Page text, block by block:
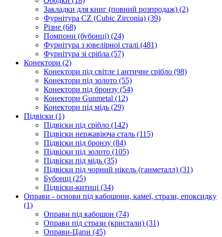
Закладки для книг (повний розпродаж) (2)
Фурнітура CZ (Cubic Zirconia) (39)
Різне (68)
Помпони (бубонці) (24)
Фурнітура з ювелірної сталі (481)
Фурнітура зі срібла (57)
Конектори (2)
Конектори під світле і античне срібло (98)
Конектори під золото (55)
Конектори під бронзу (54)
Конектори Gunmetal (12)
Конектори під мідь (29)
Підвіски (1)
Підвіски під срібло (142)
Підвіски нержавіюча сталь (115)
Підвіски під бронзу (84)
Підвіски під золото (105)
Підвіски під мідь (35)
Підвіски під чорний нікель (ганметалл) (31)
Бубонці (25)
Підвіски-китиці (34)
Оправи - основи під кабошони, камеї, стрази, епоксидку
(1)
Оправи під кабошон (74)
Оправи під стрази (кристали) (31)
Оправи-Цапи (45)